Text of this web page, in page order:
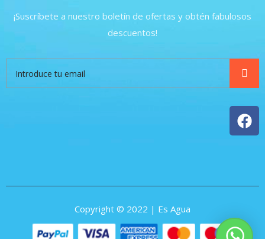
¡Suscríbete a nuestro boletín de ofertas y obtén fabulosos
descuentos!
Copyright © 2022 | Es Agua